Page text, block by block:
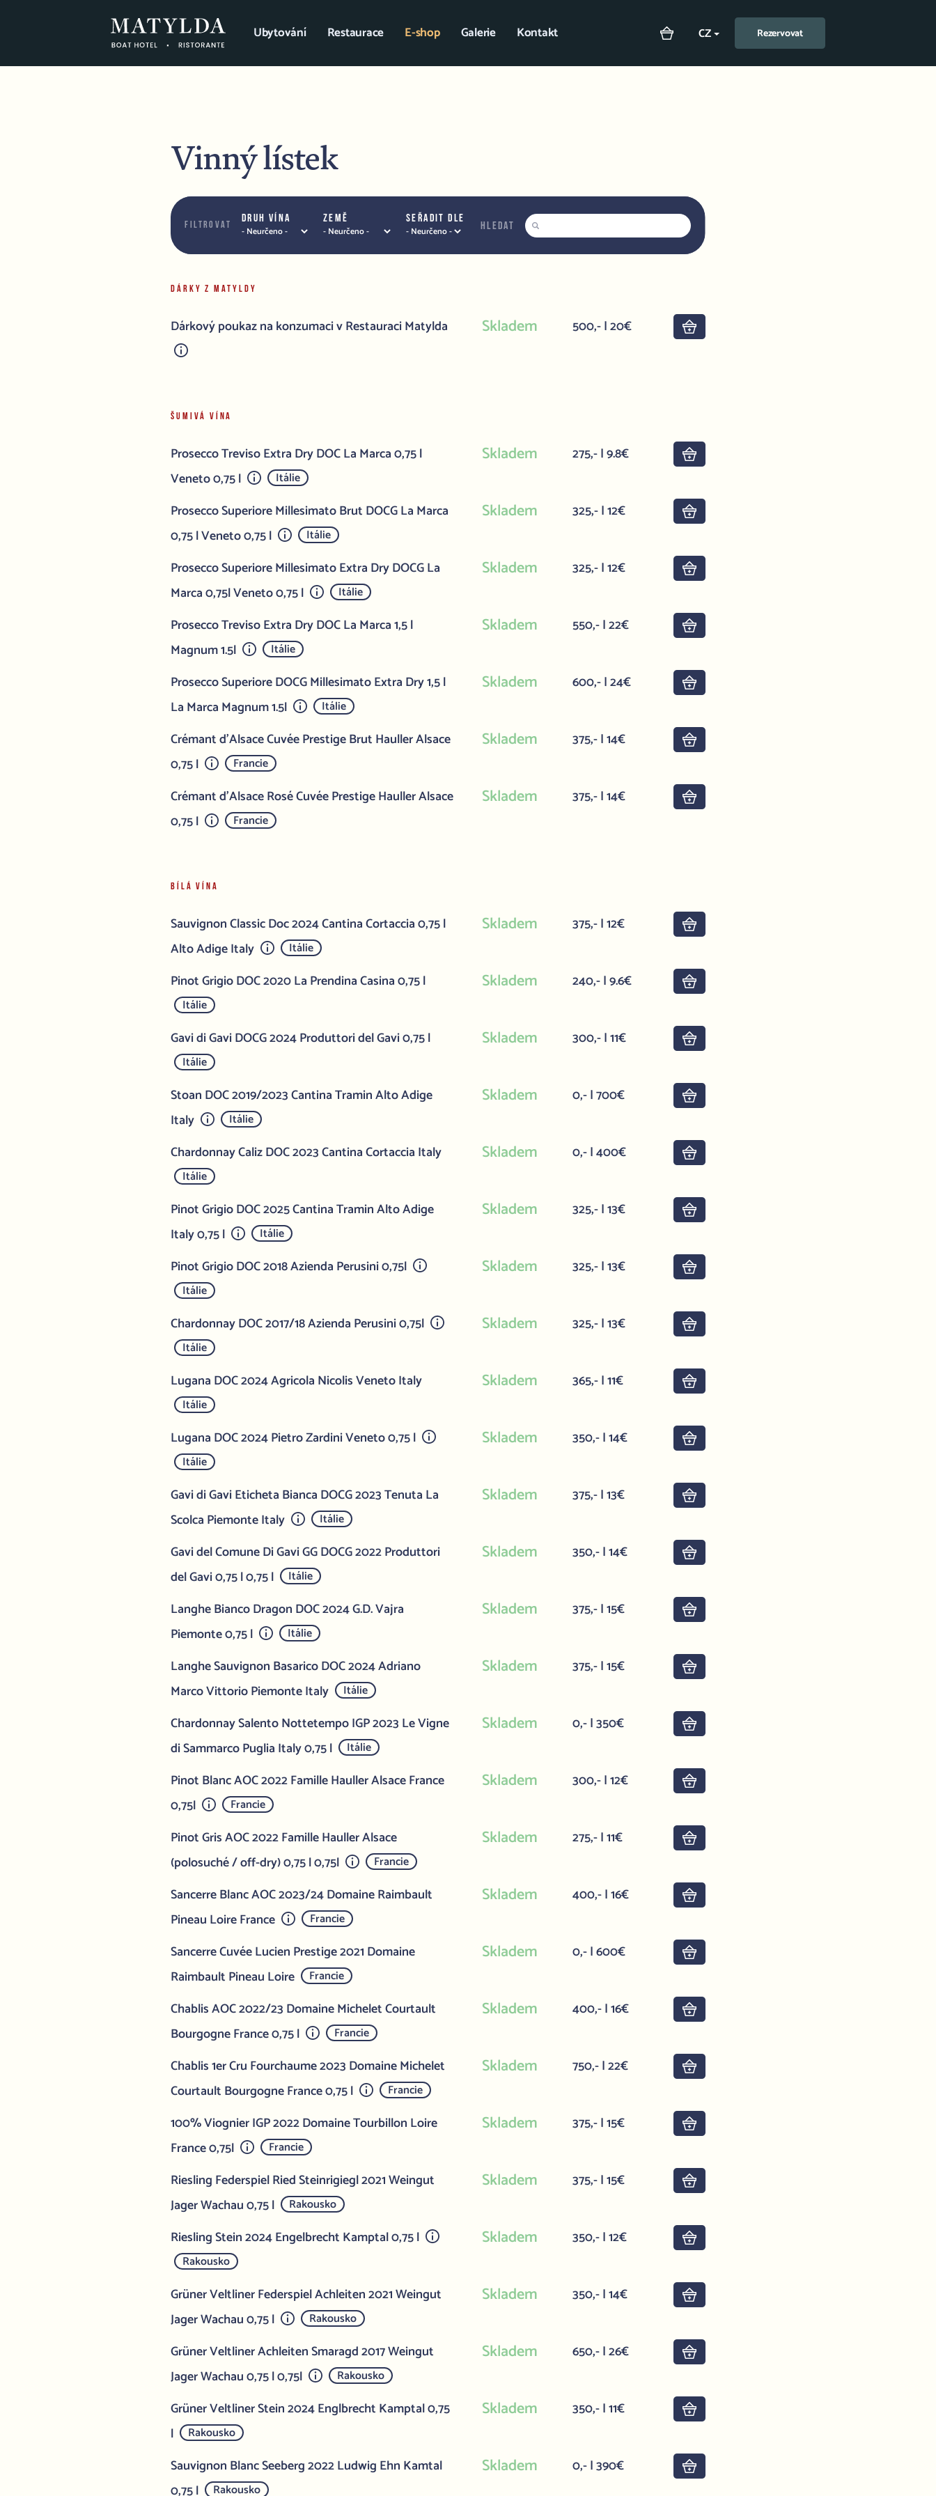
Ubytování Restaurace E-shop Galerie Kontakt CZ Rezervovat
Vinný lístek
Filtrovat
Druh vína Země Seřadit dle
hledat
DÁRKY Z MATYLDY
Dárkový poukaz na konzumaci v Restauraci Matylda Skladem 500,- | 20€
ŠUMIVÁ VÍNA
Prosecco Treviso Extra Dry DOC La Marca 0,75 l
Veneto 0,75 l
Itálie
Skladem 275,- | 9.8€
Prosecco Superiore Millesimato Brut DOCG La Marca
0,75 l Veneto 0,75 l
Itálie
Skladem 325,- | 12€
Prosecco Superiore Millesimato Extra Dry DOCG La
Marca 0,75l Veneto 0,75 l
Itálie
Skladem 325,- | 12€
Prosecco Treviso Extra Dry DOC La Marca 1,5 l
Magnum 1.5l
Itálie
Skladem 550,- | 22€
Prosecco Superiore DOCG Millesimato Extra Dry 1,5 l
La Marca Magnum 1.5l
Itálie
Skladem 600,- | 24€
Crémant d'Alsace Cuvée Prestige Brut Hauller Alsace
0,75 l
Francie
Skladem 375,- | 14€
Crémant d'Alsace Rosé Cuvée Prestige Hauller Alsace
0,75 l
Francie
Skladem 375,- | 14€
BÍLÁ VÍNA
Sauvignon Classic Doc 2024 Cantina Cortaccia 0,75 l
Alto Adige Italy
Itálie
Skladem 375,- | 12€
Pinot Grigio DOC 2020 La Prendina Casina 0,75 l
Itálie
Skladem 240,- | 9.6€
Gavi di Gavi DOCG 2024 Produttori del Gavi 0,75 l
Itálie
Skladem 300,- | 11€
Stoan DOC 2019/2023 Cantina Tramin Alto Adige
Italy
Itálie
Skladem 0,- | 700€
Chardonnay Caliz DOC 2023 Cantina Cortaccia Italy
Itálie
Skladem 0,- | 400€
Pinot Grigio DOC 2025 Cantina Tramin Alto Adige
Italy 0,75 l
Itálie
Skladem 325,- | 13€
Pinot Grigio DOC 2018 Azienda Perusini 0,75l
Itálie
Skladem 325,- | 13€
Chardonnay DOC 2017/18 Azienda Perusini 0,75l
Itálie
Skladem 325,- | 13€
Lugana DOC 2024 Agricola Nicolis Veneto Italy
Itálie
Skladem 365,- | 11€
Lugana DOC 2024 Pietro Zardini Veneto 0,75 l
Itálie
Skladem 350,- | 14€
Gavi di Gavi Eticheta Bianca DOCG 2023 Tenuta La
Scolca Piemonte Italy
Itálie
Skladem 375,- | 13€
Gavi del Comune Di Gavi GG DOCG 2022 Produttori
del Gavi 0,75 l 0,75 l
Itálie
Skladem 350,- | 14€
Langhe Bianco Dragon DOC 2024 G.D. Vajra
Piemonte 0,75 l
Itálie
Skladem 375,- | 15€
Langhe Sauvignon Basarico DOC 2024 Adriano
Marco Vittorio Piemonte Italy
Itálie
Skladem 375,- | 15€
Chardonnay Salento Nottetempo IGP 2023 Le Vigne
di Sammarco Puglia Italy 0,75 l
Itálie
Skladem 0,- | 350€
Pinot Blanc AOC 2022 Famille Hauller Alsace France
0,75l
Francie
Skladem 300,- | 12€
Pinot Gris AOC 2022 Famille Hauller Alsace
(polosuché / off-dry) 0,75 l 0,75l
Francie
Skladem 275,- | 11€
Sancerre Blanc AOC 2023/24 Domaine Raimbault
Pineau Loire France
Francie
Skladem 400,- | 16€
Sancerre Cuvée Lucien Prestige 2021 Domaine
Raimbault Pineau Loire
Francie
Skladem 0,- | 600€
Chablis AOC 2022/23 Domaine Michelet Courtault
Bourgogne France 0,75 l
Francie
Skladem 400,- | 16€
Chablis 1er Cru Fourchaume 2023 Domaine Michelet
Courtault Bourgogne France 0,75 l
Francie
Skladem 750,- | 22€
100% Viognier IGP 2022 Domaine Tourbillon Loire
France 0,75l
Francie
Skladem 375,- | 15€
Riesling Federspiel Ried Steinrigiegl 2021 Weingut
Jager Wachau 0,75 l
Rakousko
Skladem 375,- | 15€
Riesling Stein 2024 Engelbrecht Kamptal 0,75 l
Rakousko
Skladem 350,- | 12€
Grüner Veltliner Federspiel Achleiten 2021 Weingut
Jager Wachau 0,75 l
Rakousko
Skladem 350,- | 14€
Grüner Veltliner Achleiten Smaragd 2017 Weingut
Jager Wachau 0,75 l 0,75l
Rakousko
Skladem 650,- | 26€
Grüner Veltliner Stein 2024 Englbrecht Kamptal 0,75
l
Rakousko
Skladem 350,- | 11€
Sauvignon Blanc Seeberg 2022 Ludwig Ehn Kamtal
0,75 l
Rakousko
Skladem 0,- | 390€